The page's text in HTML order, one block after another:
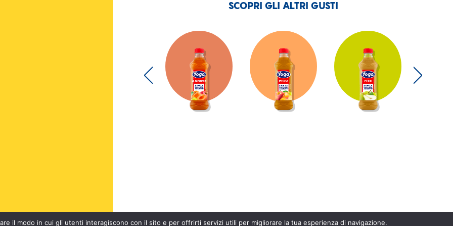
SCOPRI GLI ALTRI GUSTI
il modo in cui gli utenti interagiscono con il sito e per offrirti servizi utili per migliorare la tua esperienza di navigazione.